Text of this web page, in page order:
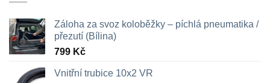
Záloha za svoz koloběžky – píchlá pneumatika /
přezutí (Bílina)
799 Kč
Vnitřní trubice 10x2 VR